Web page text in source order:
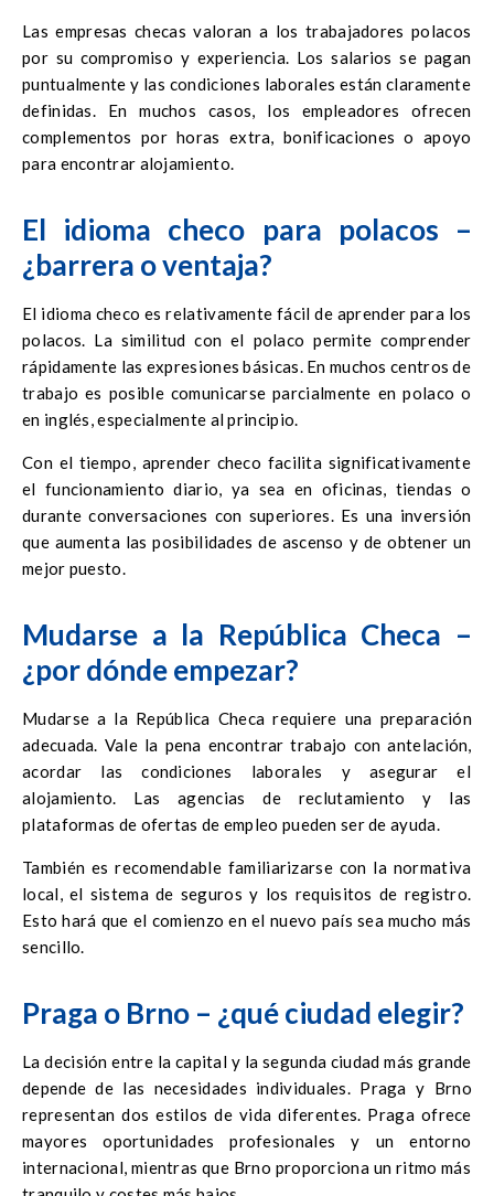
Las empresas checas valoran a los trabajadores polacos
por su compromiso y experiencia. Los salarios se pagan
puntualmente y las condiciones laborales están claramente
definidas. En muchos casos, los empleadores ofrecen
complementos por horas extra, bonificaciones o apoyo
para encontrar alojamiento.
El idioma checo para polacos –
¿barrera o ventaja?
El idioma checo es relativamente fácil de aprender para los
polacos. La similitud con el polaco permite comprender
rápidamente las expresiones básicas. En muchos centros de
trabajo es posible comunicarse parcialmente en polaco o
en inglés, especialmente al principio.
Con el tiempo, aprender checo facilita significativamente
el funcionamiento diario, ya sea en oficinas, tiendas o
durante conversaciones con superiores. Es una inversión
que aumenta las posibilidades de ascenso y de obtener un
mejor puesto.
Mudarse a la República Checa –
¿por dónde empezar?
Mudarse a la República Checa requiere una preparación
adecuada. Vale la pena encontrar trabajo con antelación,
acordar las condiciones laborales y asegurar el
alojamiento. Las agencias de reclutamiento y las
plataformas de ofertas de empleo pueden ser de ayuda.
También es recomendable familiarizarse con la normativa
local, el sistema de seguros y los requisitos de registro.
Esto hará que el comienzo en el nuevo país sea mucho más
sencillo.
Praga o Brno – ¿qué ciudad elegir?
La decisión entre la capital y la segunda ciudad más grande
depende de las necesidades individuales. Praga y Brno
representan dos estilos de vida diferentes. Praga ofrece
mayores oportunidades profesionales y un entorno
internacional, mientras que Brno proporciona un ritmo más